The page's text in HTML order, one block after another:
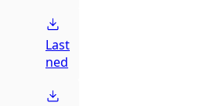
Last
ned